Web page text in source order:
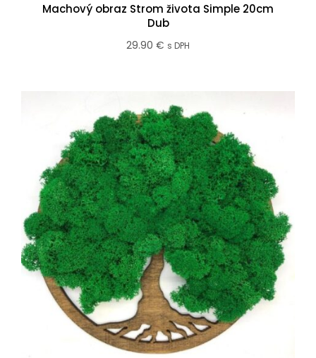
Machový obraz Strom života Simple 20cm
Dub
29.90 € s DPH